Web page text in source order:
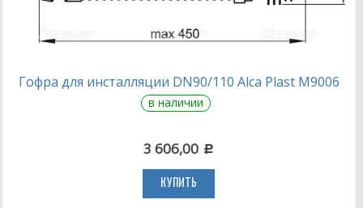
Гофра для инсталляции DN90/110 Alca Plast M9006
в наличии
3 606,00 c
КУПИТЬ